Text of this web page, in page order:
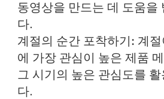
동영상을 만드는 데 도움을
다.
계절의 순간 포착하기: 계
에 가장 관심이 높은 제품
그 시기의 높은 관심도를 활
다.